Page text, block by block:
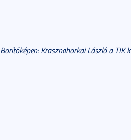
Borítóképen: Krasznahorkai László a TIK